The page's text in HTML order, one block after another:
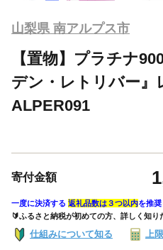
山梨県 南アルプス市
【置物】プラチナ
デン・レトリバー』
ALPER091
寄付金額
一度に決済する 返礼品数は３つ以内を推奨
🔰ふるさと納税が初めての方、詳しく知り
仕組みについて知る 上